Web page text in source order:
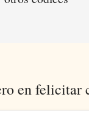
en felicitar